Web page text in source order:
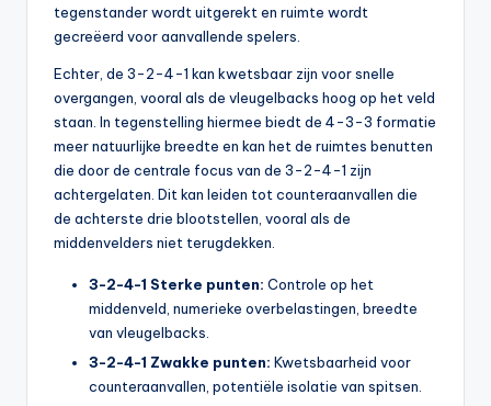
tegenstander wordt uitgerekt en ruimte wordt
gecreëerd voor aanvallende spelers.
Echter, de 3-2-4-1 kan kwetsbaar zijn voor snelle
overgangen, vooral als de vleugelbacks hoog op het veld
staan. In tegenstelling hiermee biedt de 4-3-3 formatie
meer natuurlijke breedte en kan het de ruimtes benutten
die door de centrale focus van de 3-2-4-1 zijn
achtergelaten. Dit kan leiden tot counteraanvallen die
de achterste drie blootstellen, vooral als de
middenvelders niet terugdekken.
3-2-4-1 Sterke punten: Controle op het
middenveld, numerieke overbelastingen, breedte
van vleugelbacks.
3-2-4-1 Zwakke punten: Kwetsbaarheid voor
counteraanvallen, potentiële isolatie van spitsen.